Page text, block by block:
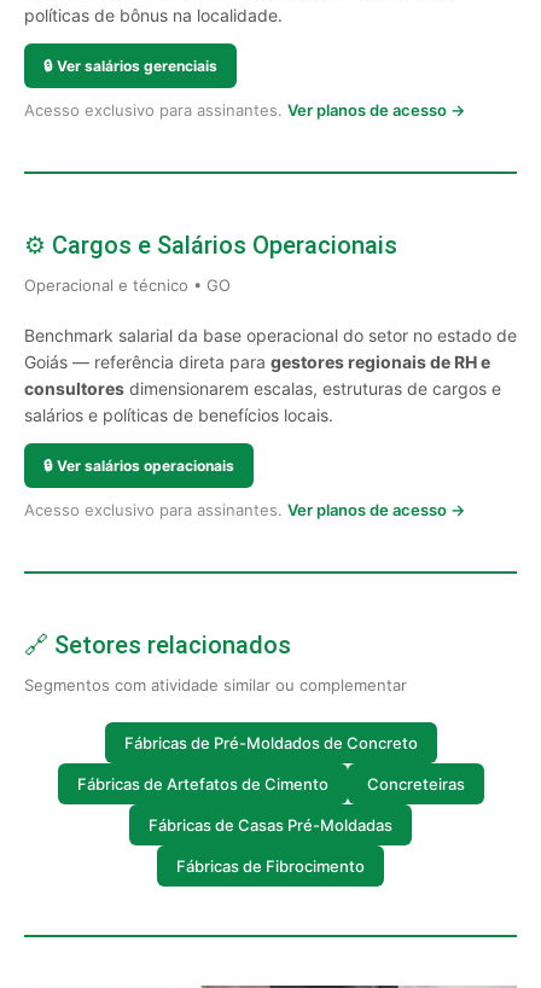
políticas de bônus na localidade.
🔒 Ver salários gerenciais
Acesso exclusivo para assinantes. Ver planos de acesso →
⚙️ Cargos e Salários Operacionais
Operacional e técnico • GO
Benchmark salarial da base operacional do setor no estado de
Goiás — referência direta para gestores regionais de RH e
consultores dimensionarem escalas, estruturas de cargos e
salários e políticas de benefícios locais.
🔒 Ver salários operacionais
Acesso exclusivo para assinantes. Ver planos de acesso →
🔗 Setores relacionados
Segmentos com atividade similar ou complementar
Fábricas de Pré-Moldados de Concreto
Fábricas de Artefatos de Cimento Concreteiras
Fábricas de Casas Pré-Moldadas
Fábricas de Fibrocimento